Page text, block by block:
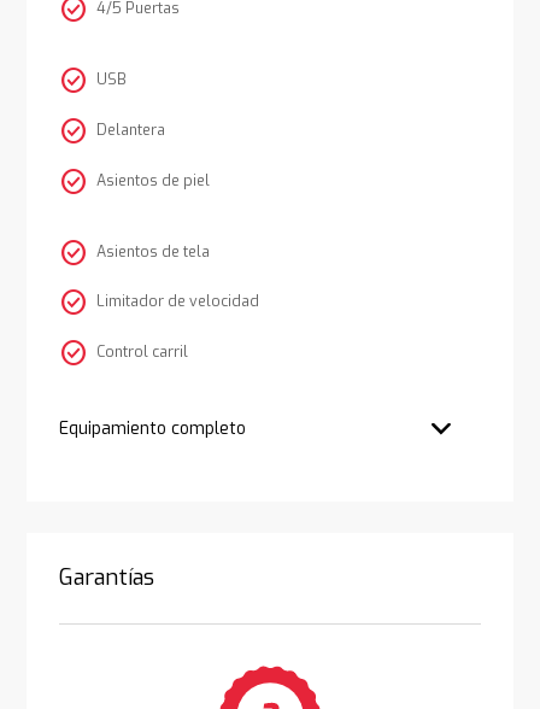
check_circle 4/5 Puertas
check_circle USB
check_circle Delantera
check_circle Asientos de piel
check_circle Asientos de tela
check_circle Limitador de velocidad
check_circle Control carril
Equipamiento completo
Garantías